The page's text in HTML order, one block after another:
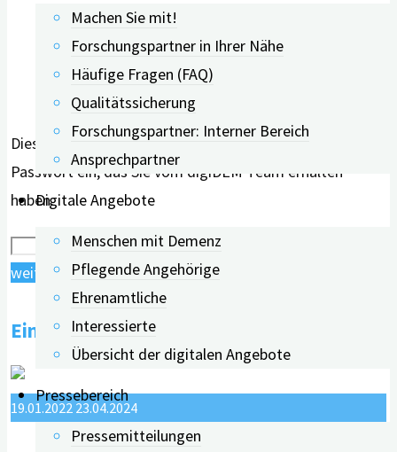
Machen Sie mit!
Forschungspartner in Ihrer Nähe
Häufige Fragen (FAQ)
Qualitätssicherung
Forschungspartner: Interner Bereich
Ansprechpartner
Digitale Angebote
Menschen mit Demenz
Pflegende Angehörige
Ehrenamtliche
Interessierte
Übersicht der digitalen Angebote
Pressebereich
Pressemitteilungen
Dieser Inhalt ist geschützt. Bitte geben Sie das
Passwort ein, das Sie vom digiDEM Team erhalten
haben.
weiterlesen"Videos
der
Schulungen"
Einladung zum „digiDEM Dialog“
19.01.2022 23.04.2024